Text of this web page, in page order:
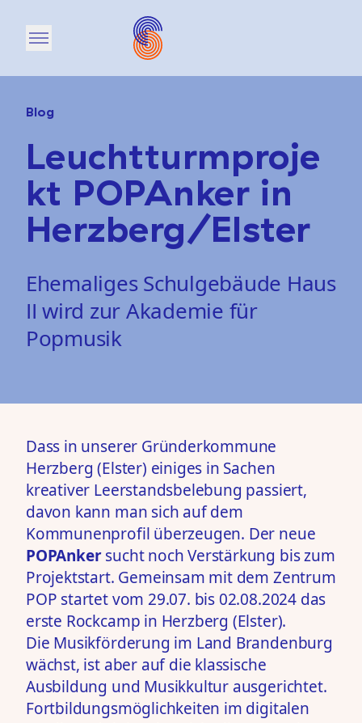
Open main menu
Blog
Leuchtturmproje
kt POPAnker in
Herzberg/Elster
Ehemaliges Schulgebäude Haus
II wird zur Akademie für
Popmusik
Dass in unserer Gründerkommune
Herzberg (Elster) einiges in Sachen
kreativer Leerstandsbelebung passiert,
davon kann man sich auf dem
Kommunenprofil überzeugen. Der neue
POPAnkersucht noch Verstärkung bis zum
Projektstart. Gemeinsam mit dem Zentrum
POP startet vom 29.07. bis 02.08.2024 das
erste Rockcamp in Herzberg (Elster).
Die Musikförderung im Land Brandenburg
wächst, ist aber auf die klassische
Ausbildung und Musikkultur ausgerichtet.
Fortbildungsmöglichkeiten im digitalen